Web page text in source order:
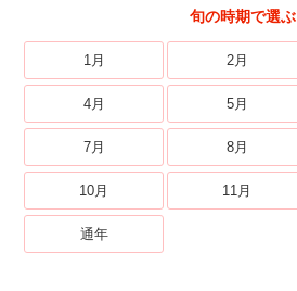
旬の時期で選ぶ
1月 2月
4月 5月
7月 8月
10月 11月
通年